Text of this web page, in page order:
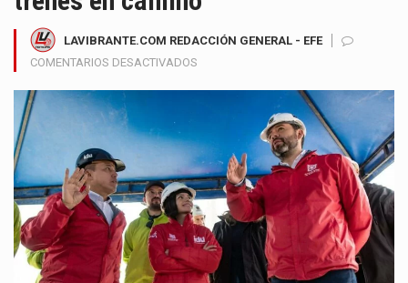
LAVIBRANTE.COM REDACCIÓN GENERAL - EFE
COMENTARIOS DESACTIVADOS
EN
ETAPA
CLAVE
CON
EL
60%
DE